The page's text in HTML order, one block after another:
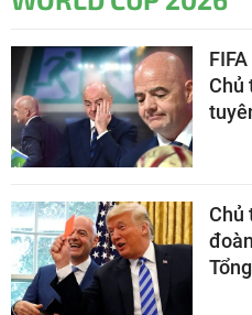
Chủ
Chủ